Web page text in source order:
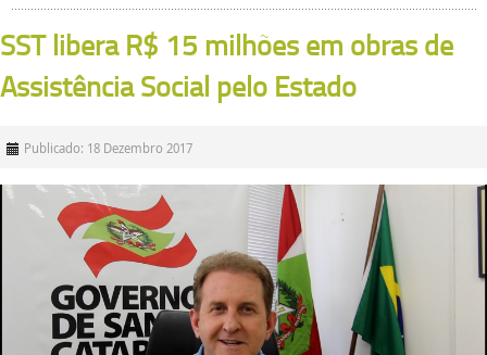
SST libera R$ 15 milhões em obras de
Assistência Social pelo Estado
Publicado: 18 Dezembro 2017